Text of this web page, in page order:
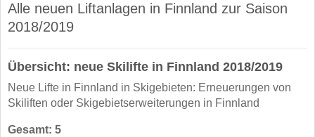
Alle neuen Liftanlagen in Finnland zur Saison
2018/2019
Übersicht: neue Skilifte in Finnland 2018/2019
Neue Lifte in Finnland in Skigebieten: Erneuerungen von
Skiliften oder Skigebietserweiterungen in Finnland
Gesamt: 5